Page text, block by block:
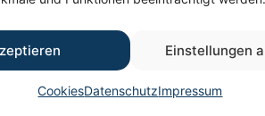
Einstellungen
CookiesDatenschutzImpressum
Weißweine verkostet werden. Da
Weinflasche auf, die
mit Käse und Obst, bei,